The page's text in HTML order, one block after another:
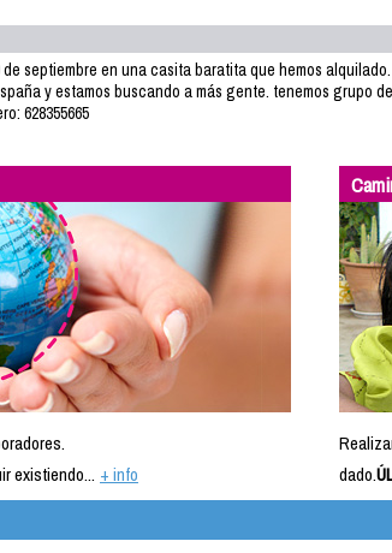
septiembre en una casita baratita que hemos
y estamos buscando a más gente. tenemos grupo
628355665
existiendo... + info
dado.